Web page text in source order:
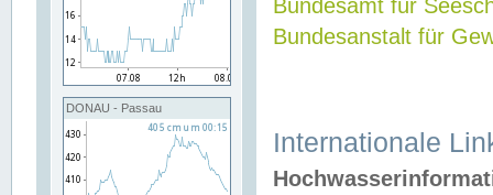
DONAU - Passau
Bundesamt für
Bundesanstalt für
Internationale